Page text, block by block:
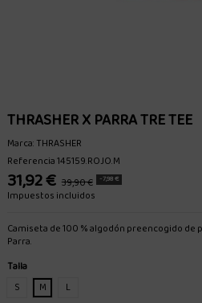
THRASHER X PARRA TRE TEE
Marca:THRASHER
Referencia145159.ROJO.M
31,92 € 39,90 € -7,98 €
Impuestos incluidos
Camiseta de 100 % algodón preencogido
Parra.
Talla
S
M
L